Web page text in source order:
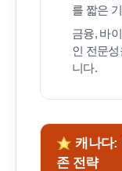
를 짧은
금융, 바
인 전문
니다.
캐나다:
존 전략